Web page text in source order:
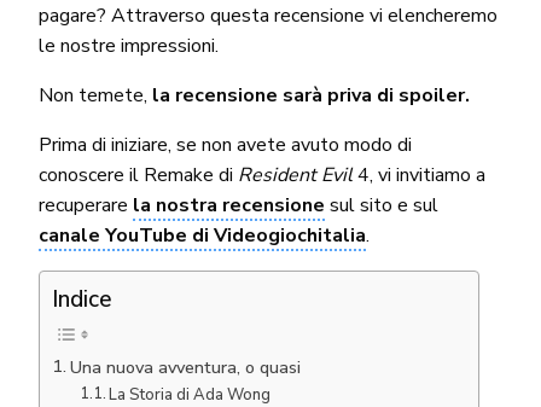
pagare? Attraverso questa recensione vi elencheremo
le nostre impressioni.
Non temete, la recensione sarà priva di spoiler.
Prima di iniziare, se non avete avuto modo di
conoscere il Remake di Resident Evil4, vi invitiamo a
recuperare la nostra recensione sul sito e sul
canale YouTube di Videogiochitalia.
Indice
Una nuova avventura, o quasi
La Storia di Ada Wong